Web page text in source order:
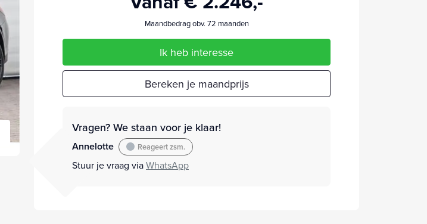
Maandbedrag obv. 72 maanden
Ik heb interesse
Bereken je maandprijs
Vragen? We staan voor je klaar!
Annelotte Reageert zsm.
Stuur je vraag viaWhatsApp